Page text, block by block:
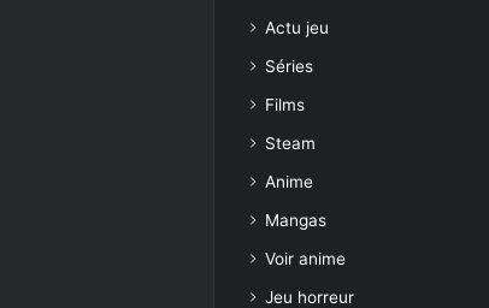
Actu jeu
Séries
Films
Steam
Anime
Mangas
Voir anime
Jeu horreur